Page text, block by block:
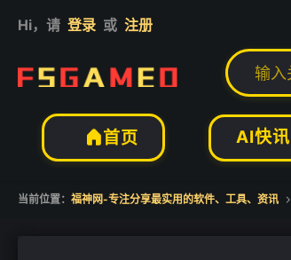
首页 AI快讯
Hi，请 登录 或 注册
当前位置： 福神网-专注分享最实用的软件、工具、资讯 